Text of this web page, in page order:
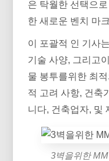
은 탁월한 선택으
한 새로운 벤치 마
이 포괄적 인 기사
기술 사양, 그리고
물 봉투를위한 최
적 고려 사항, 건축
니다, 건축업자, 및
3벽을위한